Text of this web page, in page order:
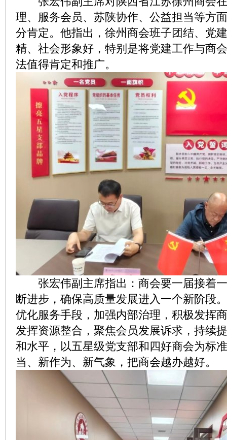
理、服务会员、苏陕协作、公益担当等方
分肯定。他指出，徐州商会班子团结、党
精、社会形象好，特别是将党建工作与商
法值得肯定和推广。
张宏伟副主席指出：商会要一届接着一
断进步，确保高质量发展进入一个新阶段
优化服务手段，加强内部治理，积极发挥
发挥资源整合，聚焦会员发展诉求，持续
和水平，以五星级党支部和四好商会为标
当、新作为、新气象，把商会越办越好。